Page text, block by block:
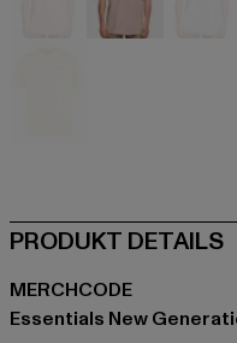
PRODUKT DETAILS
MERCHCODE
Essentials New